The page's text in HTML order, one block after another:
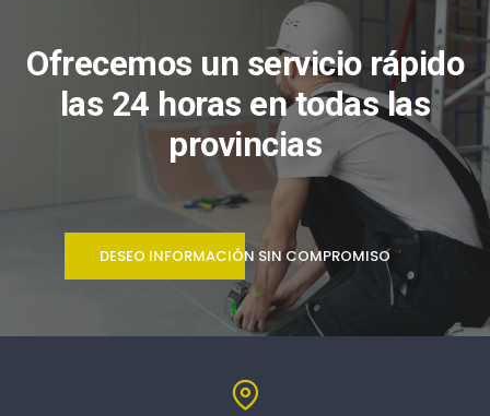
Ofrecemos un servicio rápido
las 24 horas en todas las
provincias
DESEO INFORMACIÓN SIN COMPROMISO